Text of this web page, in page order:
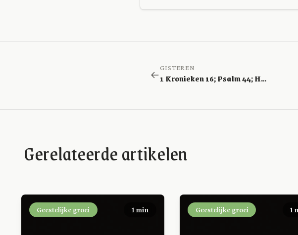
GISTEREN
1 Kronieken 16; Psalm 44; Handelingen 5
Gerelateerde artikelen
Geestelijke groei 1 min Geestelijke groei 1